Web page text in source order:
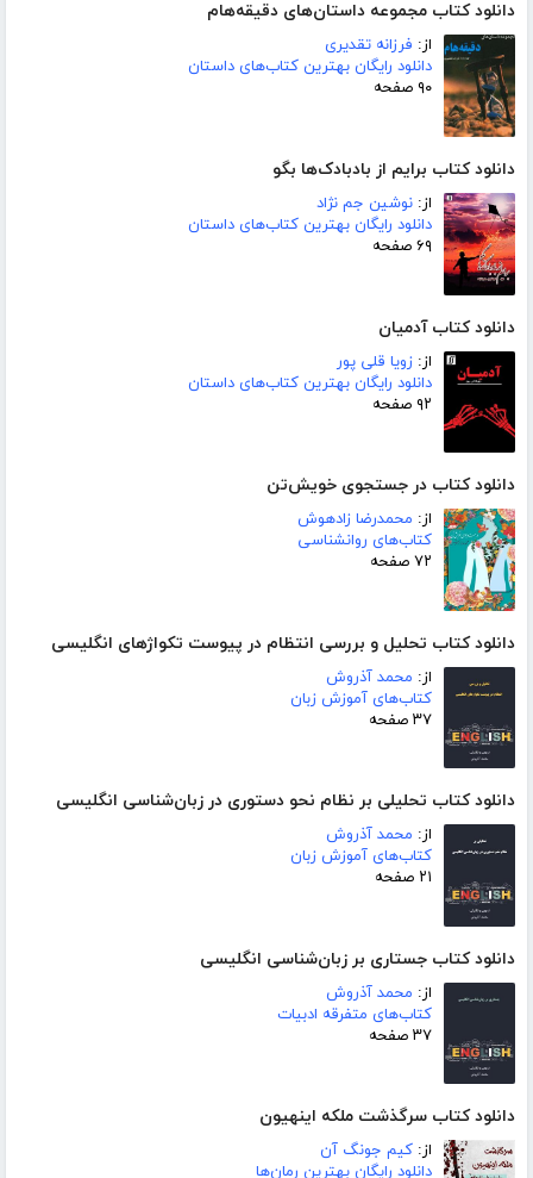
دانلود کتاب مجموعه داستان‌های دقیقه‌هام
از: فرزانه تقدیری
دانلود رایگان بهترین کتاب‌های داستان
۹۰ صفحه
دانلود کتاب برایم از بادبادک‌ها بگو
از: نوشین جم نژاد
دانلود رایگان بهترین کتاب‌های داستان
۶۹ صفحه
دانلود کتاب آدمیان
از: زویا قلی پور
دانلود رایگان بهترین کتاب‌های داستان
۹۲ صفحه
دانلود کتاب در جستجوی خویش‌تن
از: محمدرضا زادهوش
کتاب‌های روانشناسی
۷۲ صفحه
دانلود کتاب تحلیل و بررسی انتظام در پیوست تکواژهای انگلیسی
از: محمد آذروش
کتاب‌های آموزش زبان
۳۷ صفحه
دانلود کتاب تحلیلی بر نظام نحو دستوری در زبان‌شناسی انگلیسی
از: محمد آذروش
کتاب‌های آموزش زبان
۲۱ صفحه
دانلود کتاب جستاری بر زبان‌شناسی انگلیسی
از: محمد آذروش
کتاب‌های متفرقه ادبیات
۳۷ صفحه
دانلود کتاب سرگذشت ملکه اینهیون
از: کیم جونگ آن
دانلود رایگان بهترین رمان‌ها